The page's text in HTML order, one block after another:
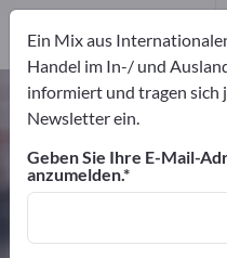
Anbieter
Ein Mix aus
Handel im In-/ und
informiert und tragen sich
Newsletter ein.
Geben Sie Ihre E-Mail-
anzumelden.